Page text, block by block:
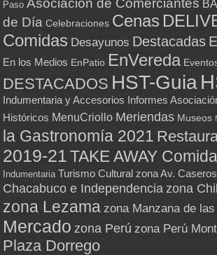
Paso
de Día Celebraciones Cenas
Comidas Desayunos Destacadas
En los Medios EnPatio EnVereda
DESTACADOS HST-Guia
Indumentaria y Accesorios Informes
Históricos MenuCriollo Meriendas Museos
la Gastronomía 2021
2019-21 TAKE AWAY
Indumentaria Turismo Cultural zona Av. Caseros
Chacabuco e Independencia zona
zona Lezama zona Manzana de
Mercado zona Perú zona Perú
Plaza Dorrego